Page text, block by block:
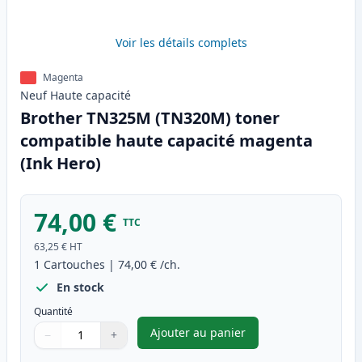
Voir les détails complets
Magenta
Neuf Haute capacité
Brother TN325M (TN320M) toner
compatible haute capacité magenta
(Ink Hero)
74,00 € TTC
63,25 € HT
1 Cartouches | 74,00 € /ch.
En stock
Quantité
Quantité
Utilisez les boutons pour ajuster
− +
Quantité
Ajouter au panier
,Brother TN325M (TN320M)